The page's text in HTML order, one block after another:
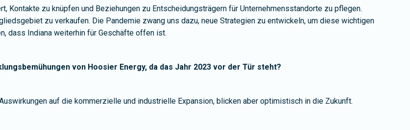
Kontakte zu knüpfen und Beziehungen zu Entscheidungsträgern für Unternehmensstandorte zu pflegen.
zu verkaufen. Die Pandemie zwang uns dazu, neue Strategien zu entwickeln, um diese wichtigen
dass Indiana weiterhin für Geschäfte offen ist.
von Hoosier Energy, da das Jahr 2023 vor der Tür steht?
auf die kommerzielle und industrielle Expansion, blicken aber optimistisch in die Zukunft.